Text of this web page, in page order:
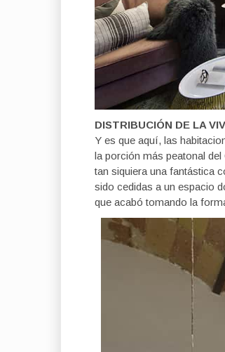
DISTRIBUCIÓN DE LA
Y es que aquí, las
la porción más peatonal
tan siquiera una fantástica
sido cedidas a un espacio
que acabó tomando la